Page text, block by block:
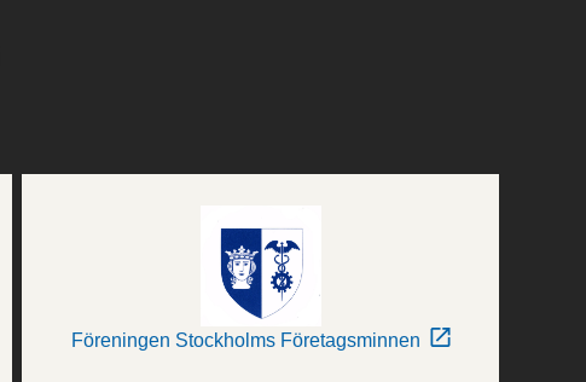
Föreningen Stockholms Företagsminnen